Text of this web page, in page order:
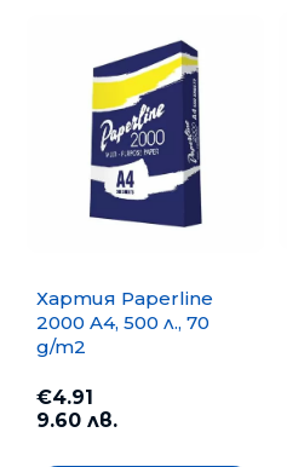
Хартия Paperline
2000 A4, 500 л., 70
g/m2
€4.91
9.60 лв.